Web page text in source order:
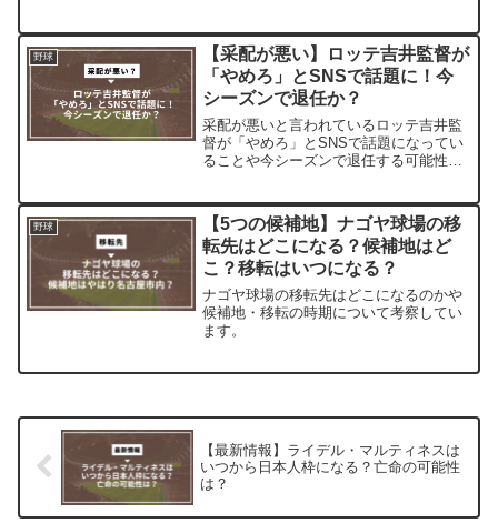
野球
【采配が悪い】ロッテ吉井監督が
「やめろ」とSNSで話題に！今
シーズンで退任か？
采配が悪いと言われているロッテ吉井監
督が「やめろ」とSNSで話題になってい
ることや今シーズンで退任する可能性を
野球
【5つの候補地】ナゴヤ球場の移
転先はどこになる？候補地はど
こ？移転はいつになる？
ナゴヤ球場の移転先はどこになるのかや
候補地・移転の時期について考察してい
ます。
【最新情報】ライデル・マルティネスは
いつから日本人枠になる？亡命の可能性
は？